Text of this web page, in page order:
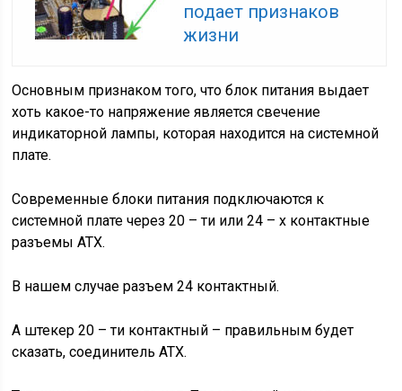
подает признаков
жизни
Основным признаком того, что блок питания выдает
хоть какое-то напряжение является свечение
индикаторной лампы, которая находится на системной
плате.
Современные блоки питания подключаются к
системной плате через 20 – ти или 24 – х контактные
разъемы АТХ.
В нашем случае разъем 24 контактный.
А штекер 20 – ти контактный – правильным будет
сказать, соединитель АТХ.